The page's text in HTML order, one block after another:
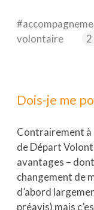
volontaire
Dois-je me
Contrairement à
de Départ
avantages –
changement de
d’abord
préavis) mais